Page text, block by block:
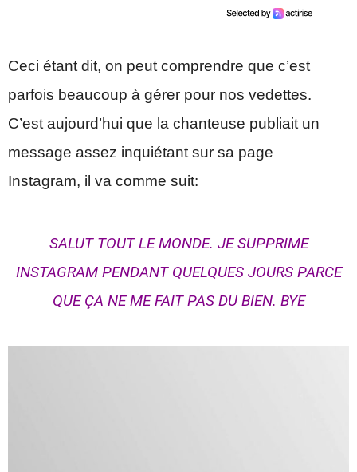
Ceci étant dit, on peut comprendre que c’est
parfois beaucoup à gérer pour nos vedettes.
C’est aujourd’hui que la chanteuse publiait un
message assez inquiétant sur sa page
Instagram, il va comme suit:
SALUT TOUT LE MONDE. JE SUPPRIME
INSTAGRAM PENDANT QUELQUES JOURS PARCE
QUE ÇA NE ME FAIT PAS DU BIEN. BYE